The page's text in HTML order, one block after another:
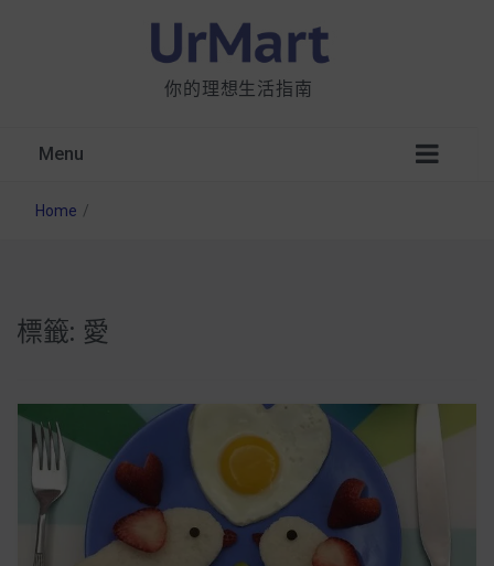
你的理想生活指南
Menu
星巴克都用 OATLY 泡咖啡？市售燕麥奶大剖
無麩質食物清單一覽：燕麥、麵包還有餅乾，
早餐這樣料理最適合！
早上沒時間做早餐？10 款隔夜更美味的燕麥粥
簡單料理
Home /
標籤: 愛